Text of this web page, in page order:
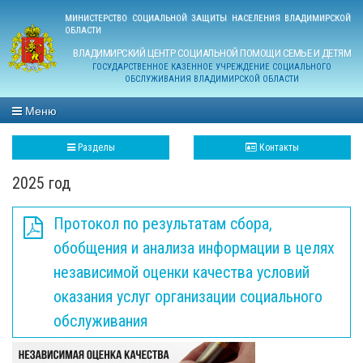
МИНИСТЕРСТВО СОЦИАЛЬНОЙ ЗАЩИТЫ НАСЕЛЕНИЯ ВЛАДИМИРСКОЙ
ОБЛАСТИ
ВЛАДИМИРСКИЙ ЦЕНТР СОЦИАЛЬНОЙ ПОМОЩИ СЕМЬЕ И ДЕТЯМ
ГОСУДАРСТВЕННОЕ КАЗЕННОЕ УЧРЕЖДЕНИЕ СОЦИАЛЬНОГО
ОБСЛУЖИВАНИЯ ВЛАДИМИРСКОЙ ОБЛАСТИ
Меню
Разделы Контакты
2025 год
Протокол по результатам сбора,
обобщения и анализа информации в целях
независимой оценки качества условий
оказания услуг организации социального
обслуживания